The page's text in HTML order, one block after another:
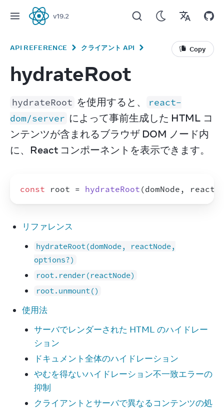
React
v19.2
API REFERENCE クライアント API Copy
hydrateRoot
hydrateRoot を使用すると、
react-
dom/server によって事前生成した HTML コ
ンテンツが含まれるブラウザ DOM ノード内
に、React コンポーネントを表示できます。
const root = hydrateRoot (domNode ,
リファレンス
hydrateRoot(domNode, reactNode,
options?)
root.render(reactNode)
root.unmount()
使用法
サーバでレンダーされた HTML のハイドレー
ション
ドキュメント全体のハイドレーション
やむを得ないハイドレーション不一致エラーの
抑制
クライアントとサーバで異なるコンテンツの処